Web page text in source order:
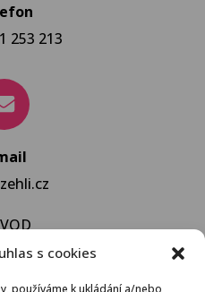
s cookies
používáme k ukládání a/nebo
253 213
VYPRAT